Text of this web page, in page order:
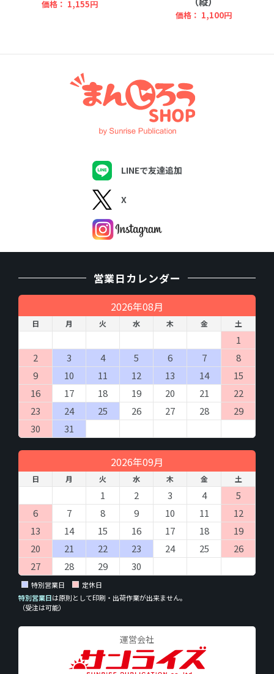
価格： 1,155円
価格： 1,100円
LINEで友達追加
X
営業日カレンダー
2026年08月
日 月 火 水 木 金 土
1
2
3 4 5 6 7
8
9
10 11 12 13 14
15
16
17 18 19 20 21
22
23
24 25 26 27 28
29
30
31
2026年09月
日 月 火 水 木 金 土
1 2 3 4
5
6
7 8 9 10 11
12
13
14 15 16 17 18
19
20
21 22 23 24 25
26
27
28 29 30
特別営業日
定休日
特別営業日は原則として印刷・出荷作業が出来ません。
（受注は可能）
運営会社